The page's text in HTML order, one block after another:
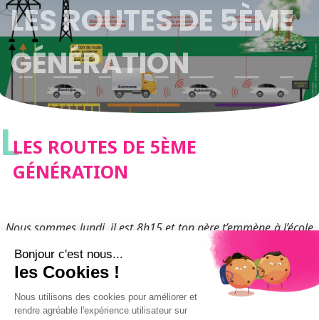
LES ROUTES DE 5ÈME
GÉNÉRATION
LLES ROUTES DE 5ÈME
GÉNÉRATION
Nous sommes lundi, il est 8h15 et ton père t’emmène à l’école
dans sa toute nouvelle voiture électrique*. Au bout d’à peine
cinq minutes, vous vous retrouvez bloqués dans les
embouteillages. Ton père s’impatiente, et pour ne rien
arranger, le voyant de recharge de la batterie de la voiture
s’allume. Comment faire ?